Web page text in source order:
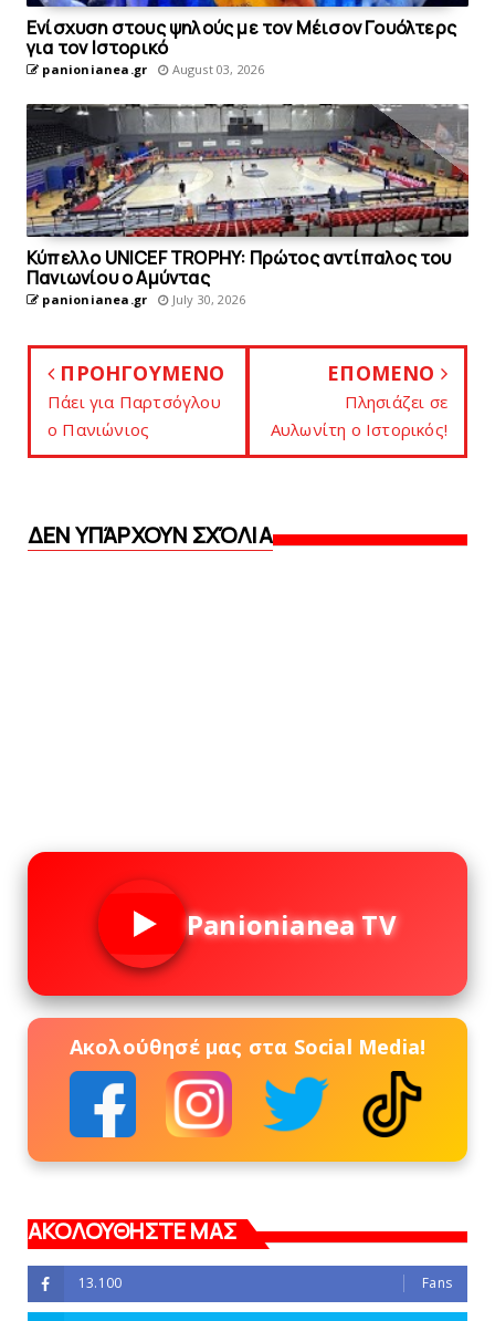
Eνίσχυση στους ψηλούς με τον Μέισον Γουόλτερς
για τον Ιστορικό
panionianea.gr August 03, 2026
Κύπελλο UNICEF TROPHY: Πρώτος αντίπαλος του
Πανιωνίου o Aμύντας
panionianea.gr July 30, 2026
ΠΡΟΗΓΟΥΜΕΝΟ
Πάει για Παρτσόγλου
o Πανιώνιος
ΕΠΟΜΕΝΟ
Πλησιάζει σε
Aυλωνίτη ο Ιστορικός!
ΔΕΝ ΥΠΆΡΧΟΥΝ ΣΧΌΛΙΑ
Panionianea TV
Ακολούθησέ μας στα Social Media!
ΑΚΟΛΟΥΘΗΣΤΕ ΜΑΣ
13.100 Fans